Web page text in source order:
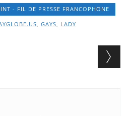
- FIL DE PRESSE FRANCOPHONE
,GAYS, LADY